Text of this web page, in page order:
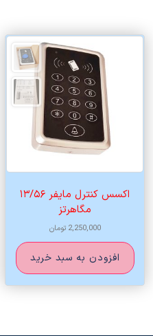
اکسس کنترل مایفر ۱۳/۵۶
مگاهرتز
2,250,000 تومان
افزودن به سبد خرید